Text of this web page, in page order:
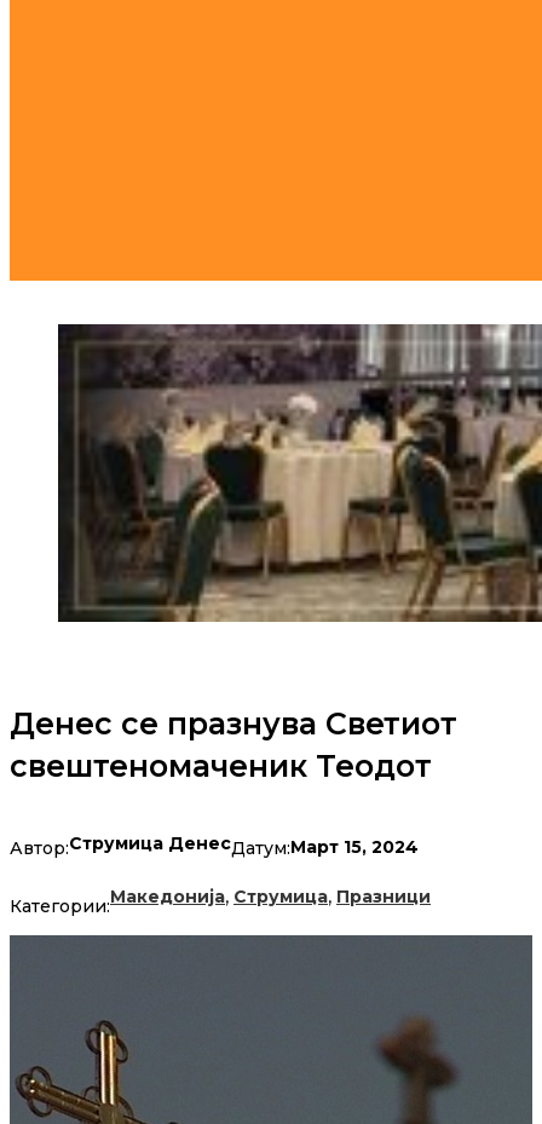
Денес се празнува Светиот
свештеномаченик Теодот
Автор:Струмица ДенесДатум:Март 15, 2024
Категории:Македонија, Струмица, Празници